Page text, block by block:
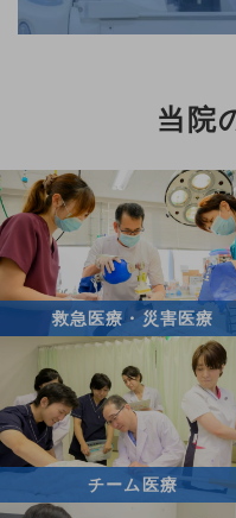
当院
救急医療・災害医療
チーム医療